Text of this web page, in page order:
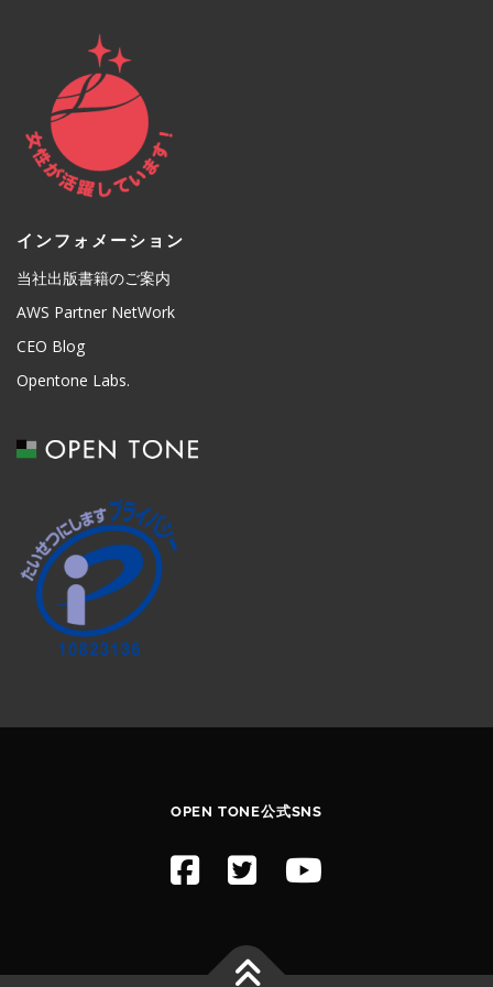
インフォメーション
当社出版書籍のご案内
AWS Partner NetWork
CEO Blog
Opentone Labs.
OPEN TONE公式SNS